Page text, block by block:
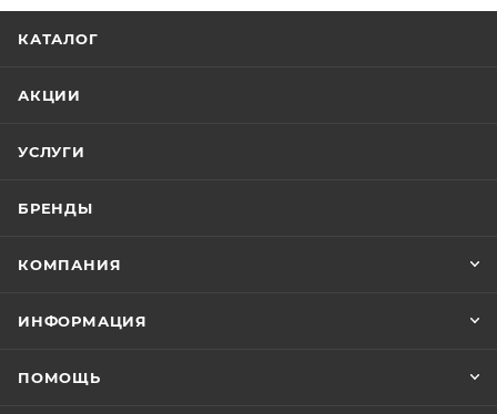
КАТАЛОГ
АКЦИИ
УСЛУГИ
БРЕНДЫ
КОМПАНИЯ
ИНФОРМАЦИЯ
ПОМОЩЬ